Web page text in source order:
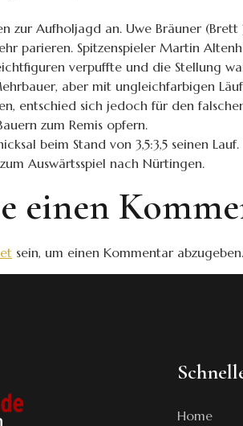
zur Aufholjagd an. Uwe Bräuner
parieren. Spitzenspieler Martin
verpuffte und die Stellung
aber mit ungleichfarbigen
entschied sich jedoch für den
zum Remis opfern.
beim Stand von 3,5:3,5 seinen
Auswärtsspiel nach Nürtingen.
einen
sein, um einen Kommentar abzugeben.
Home